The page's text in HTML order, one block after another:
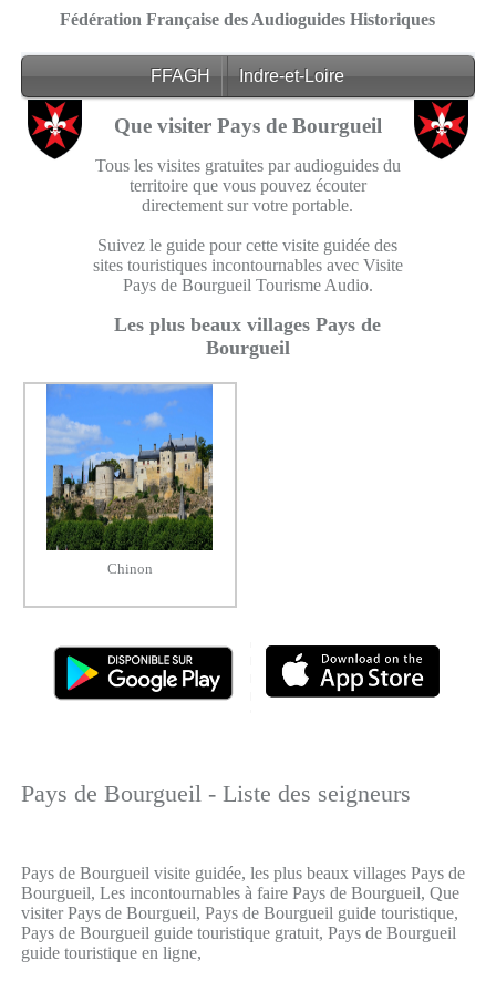
Fédération Française des Audioguides Historiques
FFAGH Indre-et-Loire
Que visiter Pays de Bourgueil
Tous les visites gratuites par audioguides du
territoire que vous pouvez écouter
directement sur votre portable.
Suivez le guide pour cette visite guidée des
sites touristiques incontournables avec Visite
Pays de Bourgueil Tourisme Audio.
Les plus beaux villages Pays de
Bourgueil
Chinon
Pays de Bourgueil - Liste des seigneurs
Pays de Bourgueil visite guidée, les plus beaux villages Pays de
Bourgueil, Les incontournables à faire Pays de Bourgueil, Que
visiter Pays de Bourgueil, Pays de Bourgueil guide touristique,
Pays de Bourgueil guide touristique gratuit, Pays de Bourgueil
guide touristique en ligne,